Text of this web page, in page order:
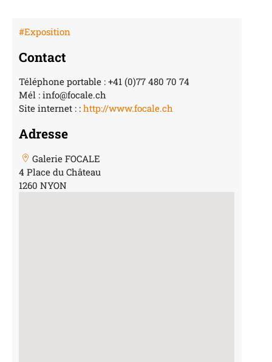
#Exposition
Contact
Téléphone portable : +41 (0)77 480 70 74
Mél : info@focale.ch
Site internet : :http://www.focale.ch
Adresse
Galerie FOCALE
4 Place du Château
1260 NYON